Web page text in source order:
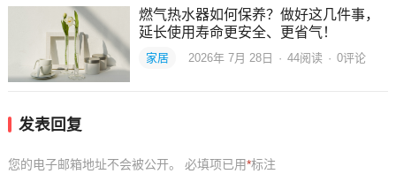
燃气热水器如何保养？做好这几件事，
延长使用寿命更安全、更省气！
家居 2026年 7月 28日 · 44阅读 · 0评论
发表回复
您的电子邮箱地址不会被公开。 必填项已用*标注